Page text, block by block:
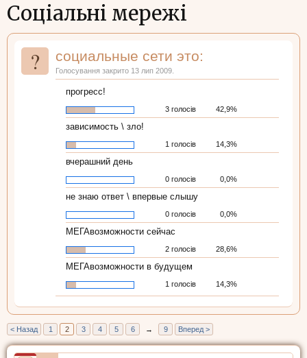
Соціальні мережі
? социальные сети это:
Голосування закрито 13 лип 2009.
прогресс!
3 голосів 42,9%
зависимость \ зло!
1 голосів 14,3%
вчерашний день
0 голосів 0,0%
не знаю ответ \ впервые слышу
0 голосів 0,0%
МЕГАвозможности сейчас
2 голосів 28,6%
МЕГАвозможности в будущем
1 голосів 14,3%
< Назад 1 2 3 4 5 6 → 9 Вперед >